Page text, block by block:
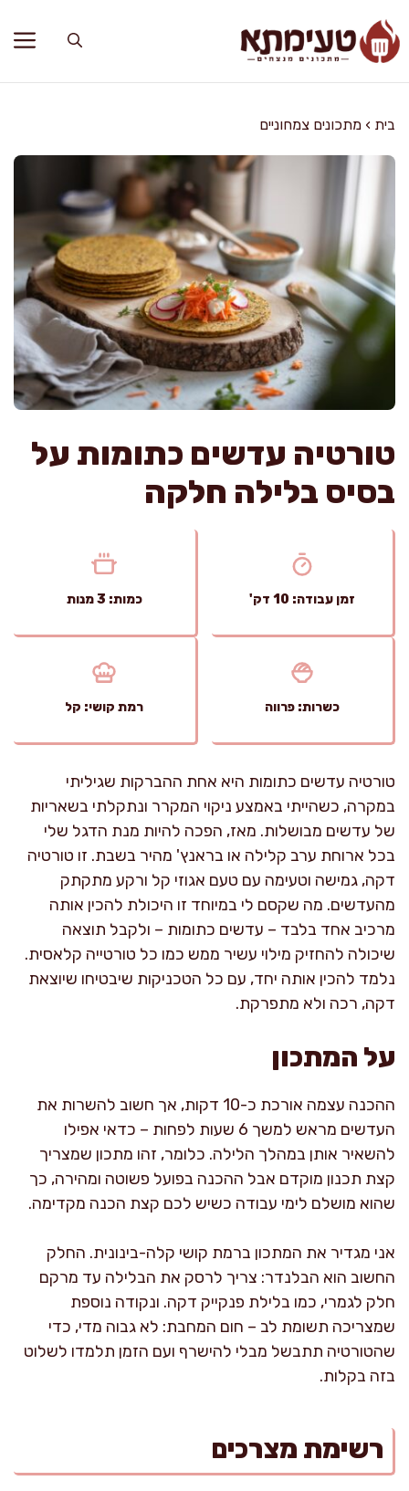
לתוכן
בית › מתכונים צמחוניים
טורטיה עדשים כתומות על
בסיס בלילה חלקה
זמן עבודה: 10 דק' כמות: 3 מנות
כשרות: פרווה רמת קושי: קל
טורטיה עדשים כתומות היא אחת ההברקות שגיליתי
במקרה, כשהייתי באמצע ניקוי המקרר ונתקלתי בשאריות
של עדשים מבושלות. מאז, הפכה להיות מנת הדגל שלי
בכל ארוחת ערב קלילה או בראנץ' מהיר בשבת. זו טורטיה
דקה, גמישה וטעימה עם טעם אגוזי קל ורקע מתקתק
מהעדשים. מה שקסם לי במיוחד זו היכולת להכין אותה
מרכיב אחד בלבד – עדשים כתומות – ולקבל תוצאה
שיכולה להחזיק מילוי עשיר ממש כמו כל טורטייה קלאסית.
נלמד להכין אותה יחד, עם כל הטכניקות שיבטיחו שיוצאת
דקה, רכה ולא מתפרקת.
על המתכון
ההכנה עצמה אורכת כ-10 דקות, אך חשוב להשרות את
העדשים מראש למשך 6 שעות לפחות – כדאי אפילו
להשאיר אותן במהלך הלילה. כלומר, זהו מתכון שמצריך
קצת תכנון מוקדם אבל ההכנה בפועל פשוטה ומהירה, כך
שהוא מושלם לימי עבודה כשיש לכם קצת הכנה מקדימה.
אני מגדיר את המתכון ברמת קושי קלה-בינונית. החלק
החשוב הוא הבלנדר: צריך לרסק את הבלילה עד מרקם
חלק לגמרי, כמו בלילת פנקייק דקה. ונקודה נוספת
שמצריכה תשומת לב – חום המחבת: לא גבוה מדי, כדי
שהטורטיה תתבשל מבלי להישרף ועם הזמן תלמדו לשלוט
בזה בקלות.
רשימת מצרכים